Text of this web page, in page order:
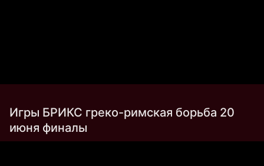
Игры БРИКС греко-римская борьба 20
июня финалы